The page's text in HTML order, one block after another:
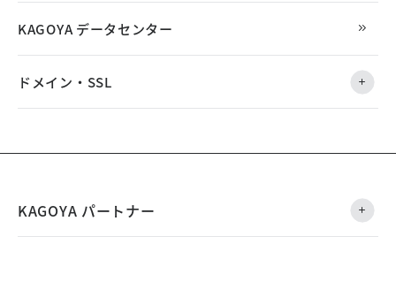
KAGOYA データセンター
ドメイン・SSL
KAGOYA パートナー